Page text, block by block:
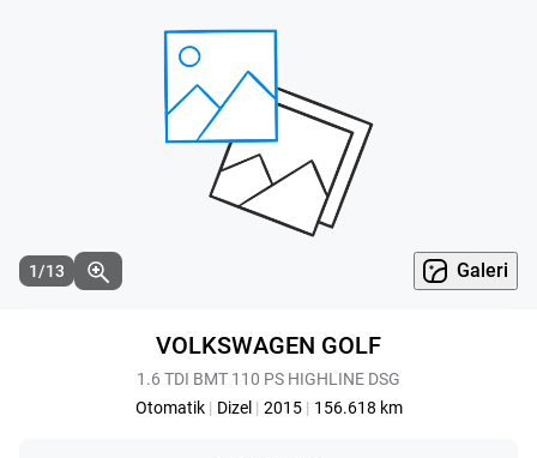
1/13 Galeri
VOLKSWAGEN GOLF
1.6 TDI BMT 110 PS HIGHLINE DSG
Otomatik | Dizel | 2015 | 156.618 km